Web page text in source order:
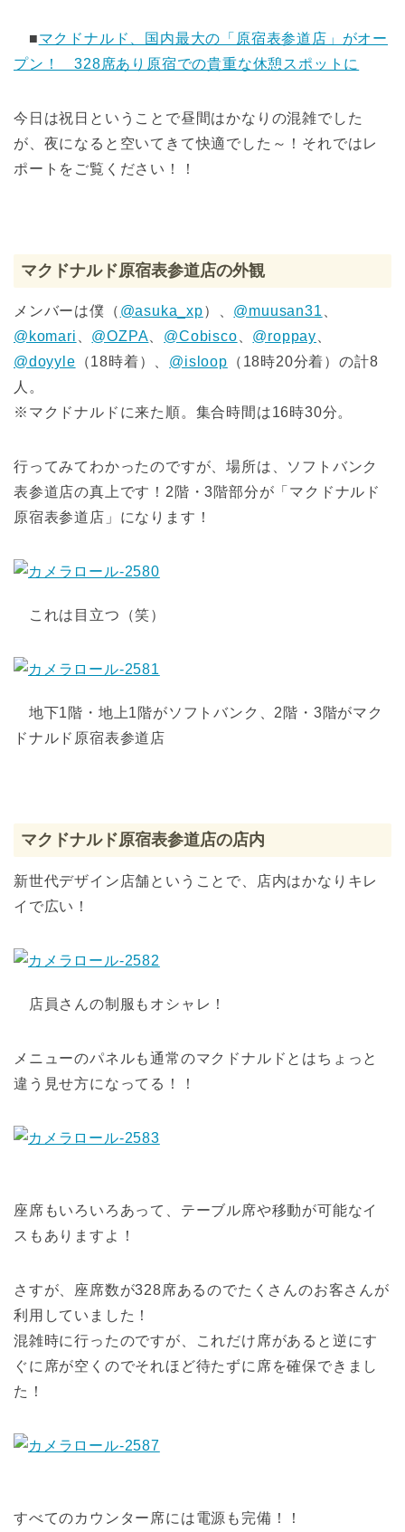
■マクドナルド、国内最大の「原宿表参道店」がオー
プン！ 328席あり原宿での貴重な休憩スポットに
今日は祝日ということで昼間はかなりの混雑でした
が、夜になると空いてきて快適でした～！それではレ
ポートをご覧ください！！
マクドナルド原宿表参道店の外観
メンバーは僕（ @asuka_xp）、 @muusan31
@komari
@OZPA @Cobisco @roppay
@doyyle （18時着）、 @isloop （18時20分着）の計8
人。
※マクドナルドに来た順。集合時間は16時30分。
行ってみてわかったのですが、場所は、ソフトバンク
表参道店の真上です！2階・3階部分が「マクドナルド
原宿表参道店」になります！
これは目立つ（笑）
地下1階・地上1階がソフトバンク、2階・3階がマク
ドナルド原宿表参道店
マクドナルド原宿表参道店の店内
新世代デザイン店舗ということで、店内はかなりキレ
イで広い！
店員さんの制服もオシャレ！
メニューのパネルも通常のマクドナルドとはちょっと
違う見せ方になってる！！
座席もいろいろあって、テーブル席や移動が可能なイ
スもありますよ！
さすが、座席数が328席あるのでたくさんのお客さんが
利用していました！
混雑時に行ったのですが、これだけ席があると逆にす
ぐに席が空くのでそれほど待たずに席を確保できまし
た！
すべてのカウンター席には電源も完備！！